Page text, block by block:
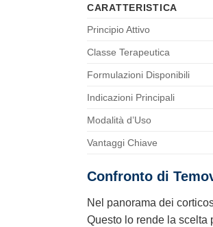
CARATTERISTICA
Principio Attivo
Classe Terapeutica
Formulazioni Disponibili
Indicazioni Principali
Modalità d’Uso
Vantaggi Chiave
Confronto di
Nel panorama dei
Questo lo rende la scelta